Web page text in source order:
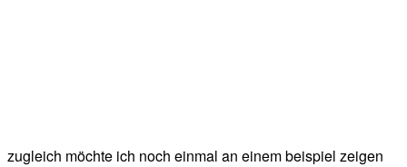
zugleich möchte ich noch einmal an einem beispiel zeigen